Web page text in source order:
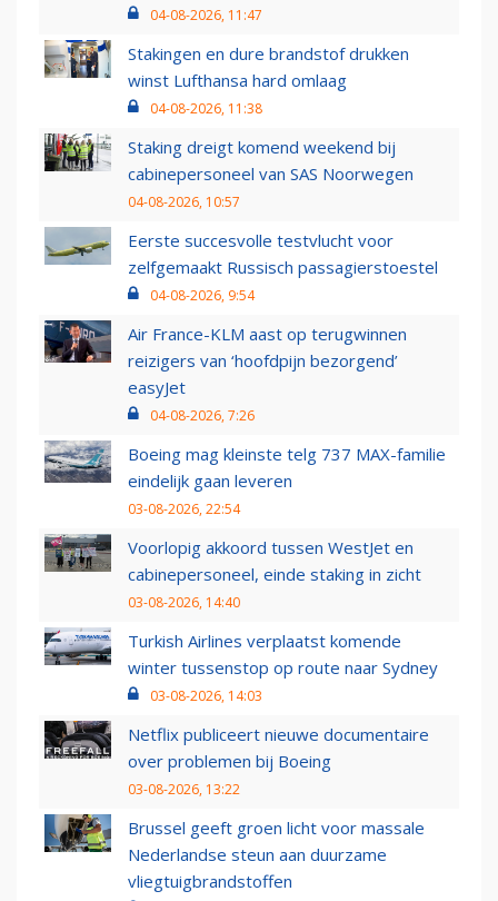
04-08-2026, 11:47
Stakingen en dure brandstof drukken
winst Lufthansa hard omlaag
04-08-2026, 11:38
Staking dreigt komend weekend bij
cabinepersoneel van SAS Noorwegen
04-08-2026, 10:57
Eerste succesvolle testvlucht voor
zelfgemaakt Russisch passagierstoestel
04-08-2026, 9:54
Air France-KLM aast op terugwinnen
reizigers van ‘hoofdpijn bezorgend’
easyJet
04-08-2026, 7:26
Boeing mag kleinste telg 737 MAX-familie
eindelijk gaan leveren
03-08-2026, 22:54
Voorlopig akkoord tussen WestJet en
cabinepersoneel, einde staking in zicht
03-08-2026, 14:40
Turkish Airlines verplaatst komende
winter tussenstop op route naar Sydney
03-08-2026, 14:03
Netflix publiceert nieuwe documentaire
over problemen bij Boeing
03-08-2026, 13:22
Brussel geeft groen licht voor massale
Nederlandse steun aan duurzame
vliegtuigbrandstoffen